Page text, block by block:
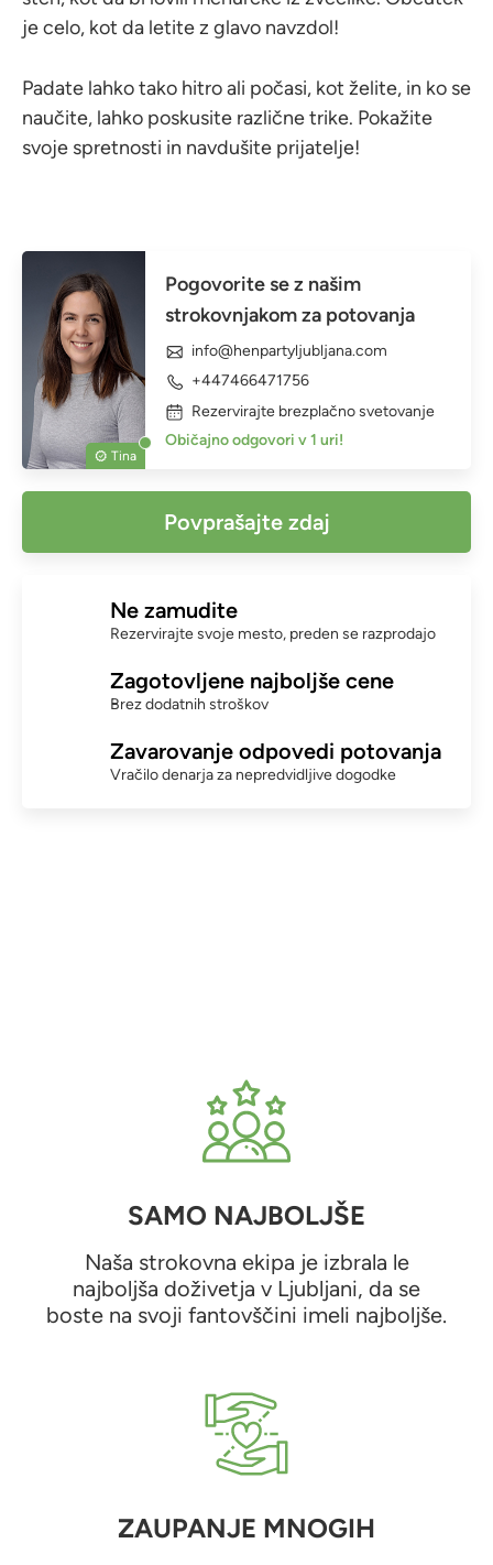
je celo, kot da letite z glavo navzdol!
Padate lahko tako hitro ali počasi, kot želite, in ko se
naučite, lahko poskusite različne trike. Pokažite
svoje spretnosti in navdušite prijatelje!
Tina
Pogovorite se z našim
strokovnjakom za potovanja
info@henpartyljubljana.com
+447466471756
Rezervirajte brezplačno svetovanje
Običajno odgovori v 1 uri!
Povprašajte zdaj
Ne zamudite
Rezervirajte svoje mesto, preden se razprodajo
Zagotovljene najboljše cene
Brez dodatnih stroškov
Zavarovanje odpovedi potovanja
Vračilo denarja za nepredvidljive dogodke
SAMO NAJBOLJŠE
Naša strokovna ekipa je izbrala le
najboljša doživetja v Ljubljani, da se
boste na svoji fantovščini imeli najboljše.
ZAUPANJE MNOGIH